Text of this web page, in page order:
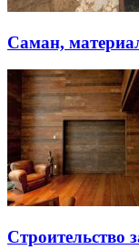
Саман,
Строительство